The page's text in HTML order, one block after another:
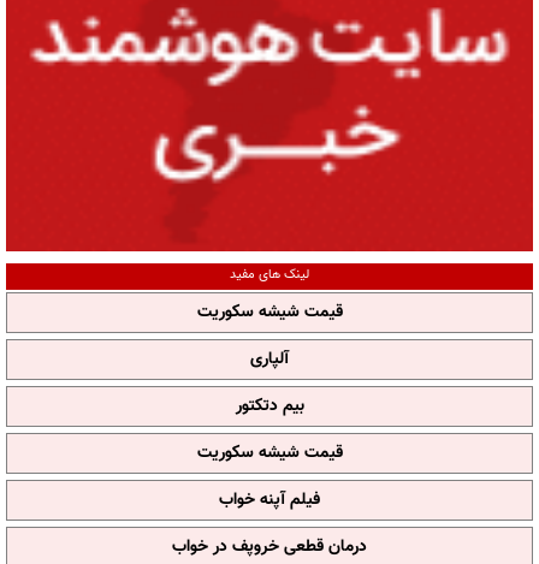
لینک های مفید
قیمت شیشه سکوریت
آلپاری
بیم دتکتور
قیمت شیشه سکوریت
فیلم آپنه خواب
درمان قطعی خروپف در خواب